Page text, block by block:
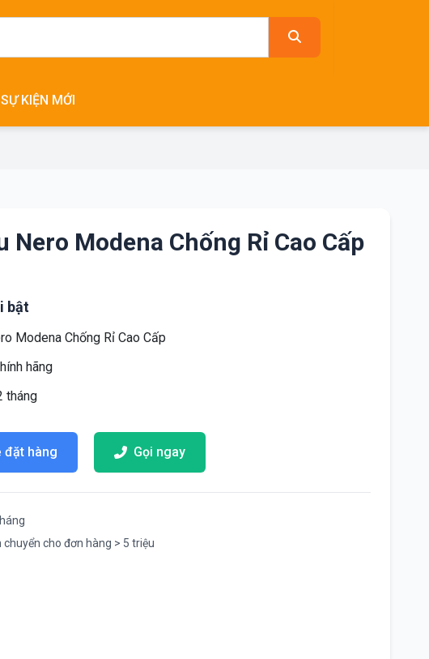
SỰ KIỆN MỚI
Nero Modena Chống Rỉ Cao Cấp
bật
Modena Chống Rỉ Cao Cấp
hãng
tháng
đặt hàng Gọi ngay
chuyển cho đơn hàng > 5 triệu